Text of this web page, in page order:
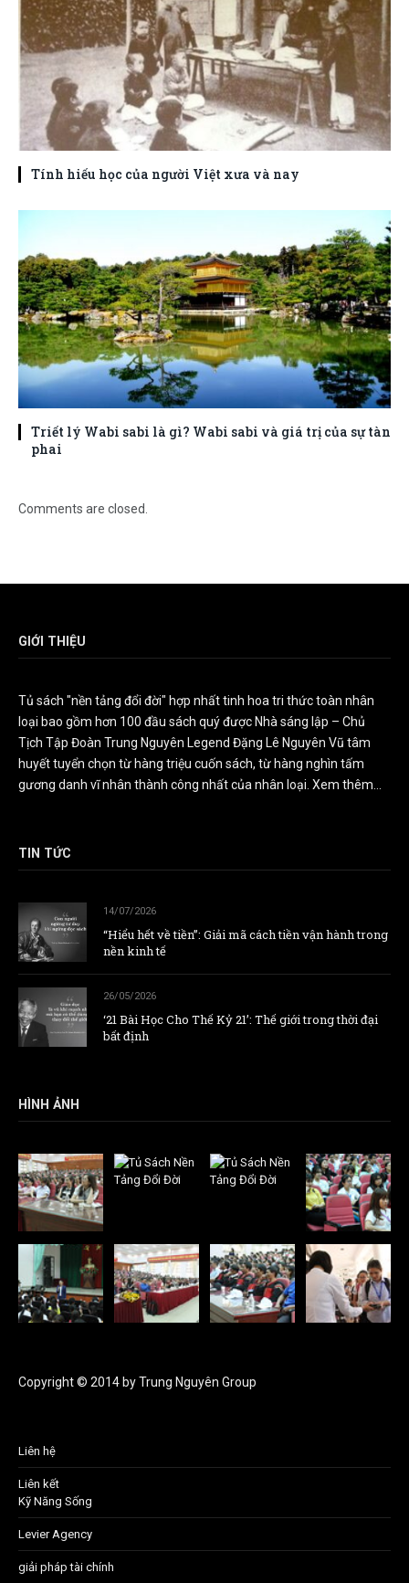
Tính hiếu học của người Việt xưa và nay
Triết lý Wabi sabi là gì? Wabi sabi và giá trị của sự tàn
phai
Comments are closed.
GIỚI THIỆU
Tủ sách "nền tảng đổi đời" hợp nhất tinh hoa tri thức toàn nhân
loại bao gồm hơn 100 đầu sách quý được Nhà sáng lập – Chủ
Tịch Tập Đoàn Trung Nguyên Legend Đặng Lê Nguyên Vũ tâm
huyết tuyển chọn từ hàng triệu cuốn sách, từ hàng nghìn tấm
gương danh vĩ nhân thành công nhất của nhân loại. Xem thêm...
TIN TỨC
14/07/2026
“Hiểu hết về tiền”: Giải mã cách tiền vận hành trong
nền kinh tế
26/05/2026
‘21 Bài Học Cho Thế Kỷ 21’: Thế giới trong thời đại
bất định
HÌNH ẢNH
Copyright © 2014 by Trung Nguyên Group
Liên hệ
Liên kết
Kỹ Năng Sống
Levier Agency
giải pháp tài chính